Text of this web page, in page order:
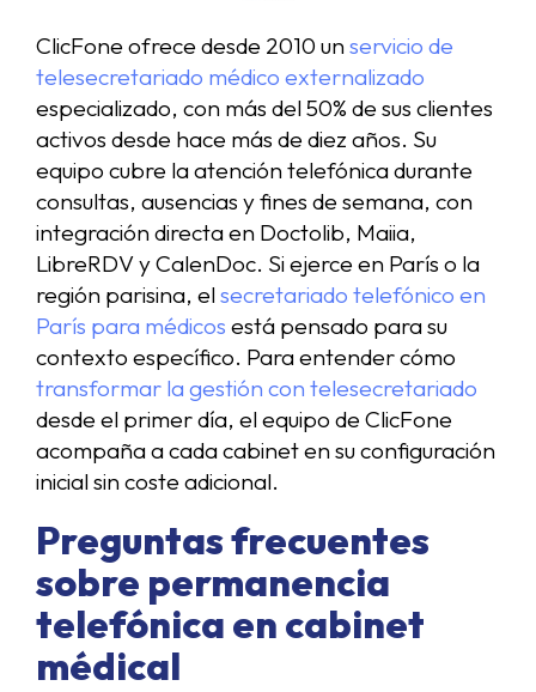
ClicFone ofrece desde 2010 unservicio de
telesecretariado médico externalizado
especializado, con más del 50% de sus clientes
activos desde hace más de diez años. Su
equipo cubre la atención telefónica durante
consultas, ausencias y fines de semana, con
integración directa en Doctolib, Maiia,
LibreRDV y CalenDoc. Si ejerce en París o la
región parisina, elsecretariado telefónico en
París para médicos está pensado para su
contexto específico. Para entender cómo
transformar la gestión con telesecretariado
desde el primer día, el equipo de ClicFone
acompaña a cada cabinet en su configuración
inicial sin coste adicional.
Preguntas frecuentes
sobre permanencia
telefónica en cabinet
médical